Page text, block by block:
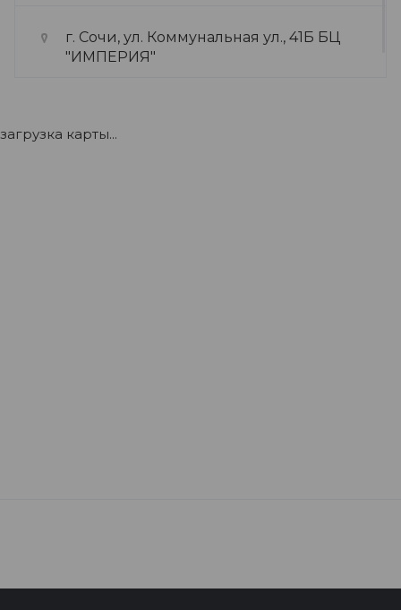
г. Сочи, ул. Коммунальная ул., 41Б БЦ
"ИМПЕРИЯ"
загрузка карты...